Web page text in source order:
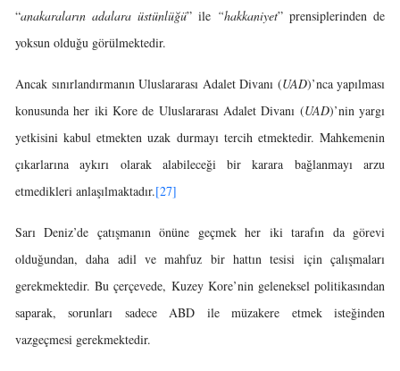
“anakaraların adalara üstünlüğü” ile “hakkaniyet” prensiplerinden de
yoksun olduğu görülmektedir.
Ancak sınırlandırmanın Uluslararası Adalet Divanı (UAD)’nca yapılması
konusunda her iki Kore de Uluslararası Adalet Divanı (UAD)’nin yargı
yetkisini kabul etmekten uzak durmayı tercih etmektedir. Mahkemenin
çıkarlarına aykırı olarak alabileceği bir karara bağlanmayı arzu
etmedikleri anlaşılmaktadır.[27]
Sarı Deniz’de çatışmanın önüne geçmek her iki tarafın da görevi
olduğundan, daha adil ve mahfuz bir hattın tesisi için çalışmaları
gerekmektedir. Bu çerçevede, Kuzey Kore’nin geleneksel politikasından
saparak, sorunları sadece ABD ile müzakere etmek isteğinden
vazgeçmesi gerekmektedir.